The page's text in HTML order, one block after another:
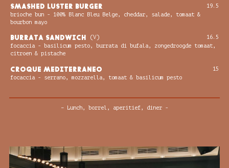
SMASHED LUSTER BURGER
19.5
brioche bun - 100% Blanc Bleu Belge, cheddar, salade, tomaat &
bourbon mayo
BURRATA SANDWICH (V)
16.5
focaccia - basilicum pesto, burrata di bufala, zongedroogde tomaat,
citroen & pistache
CROQUE MEDITERRANEO
15
focaccia - serrano, mozzarella, tomaat & basilicum pesto
– Lunch, borrel, aperitief, diner -